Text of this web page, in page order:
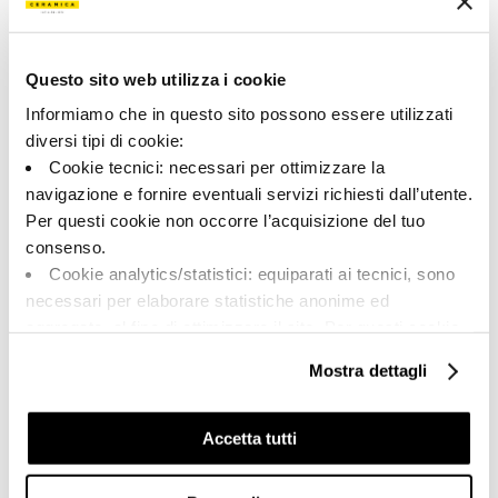
Questo sito web utilizza i cookie
Informiamo che in questo sito possono essere utilizzati
diversi tipi di cookie:
Cookie tecnici: necessari per ottimizzare la
navigazione e fornire eventuali servizi richiesti dall’utente.
Per questi cookie non occorre l’acquisizione del tuo
consenso.
Cookie analytics/statistici: equiparati ai tecnici, sono
necessari per elaborare statistiche anonime ed
Cookie di profilazione/marketing: sono utilizzati, solo
previo tuo consenso, per esaminare le tue abitudini di
navigazione e mostrarti quindi avvisi pubblicitari mirati, in
linea con le tue preferenze.
Mostra dettagli
Accetta tutti
LOVE
La céramique est le bon choix pour ceux qui
aiment les belles choses, mais aussi les objets
fonctionnels et durables.